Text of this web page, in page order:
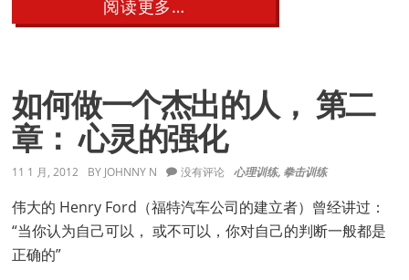
阅读更多…
如
杰
出
的
人，
第
章：
人
生
如何做一个杰出的人， 第二
章： 心灵的强化
11 1 月, 2012 BY JOHNNY N 心理训练, 拳击训练
没有评论
伟大的 Henry Ford（福特汽车公司的建立者）曾经讲过：
“当你认为自己可以， 或不可以，你对自己的判断一般都是
正确的”